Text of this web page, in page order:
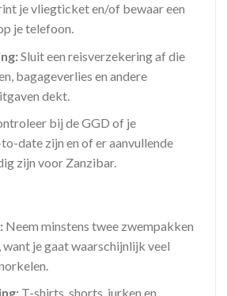
je vliegticket en/of bewaar een
je telefoon.
Sluit een reisverzekering af die
bagageverlies en andere
dekt.
bij de GGD of je
date zijn en of er aanvullende
zijn voor Zanzibar.
Neem minstens twee zwempakken
want je gaat waarschijnlijk veel
T-shirts, shorts, jurken en